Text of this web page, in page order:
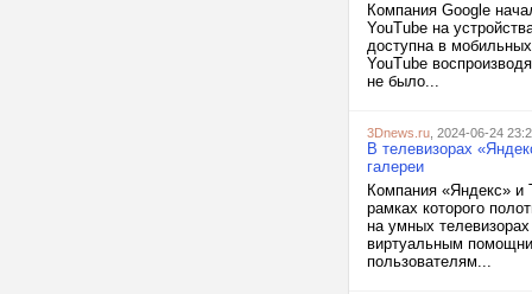
Компания Google
YouTube на
доступна в
YouTube
не было...
3Dnews.ru , 2024-06-24
В телевизорах
галереи
Компания «Яндекс» и
рамках которого
на умных
виртуальным
пользователям...